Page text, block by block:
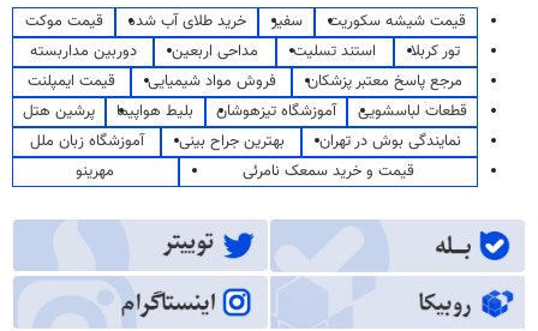
قیمت شیشه سکوریت سفیر خرید طلای آب شده
قیمت موکت
تور کربلا
استند تسلیت مداحی اربعین
دوربین مداربسته
مرجع پاسخ معتبر پزشکان
فروش مواد شیمیایی
قیمت ایمپلنت
قطعات لباسشویی
آموزشگاه تیزهوشان بلیط هواپیما
پرشین هتل
نمایندگی بوش در تهران
بهترین جراح بینی
آموزشگاه زبان ملل
قیمت و خرید سمعک نامرئی
مهرینو